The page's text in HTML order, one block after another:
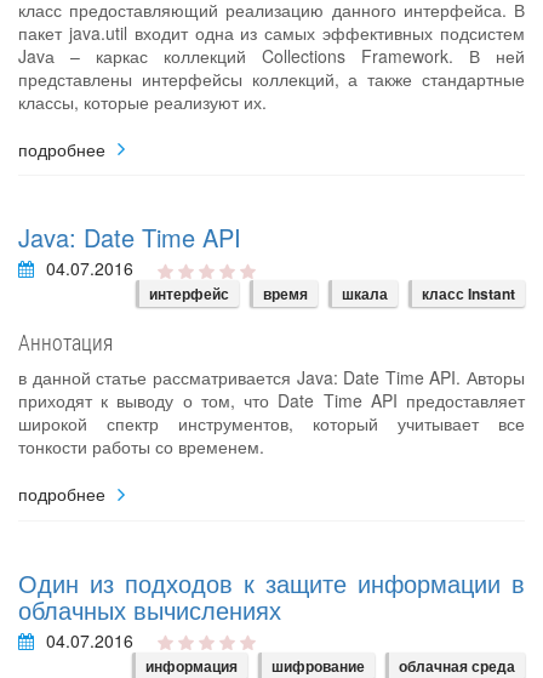
класс предоставляющий реализацию данного интерфейса. В
пакет java.util входит одна из самых эффективных подсистем
Javа – каркас коллекций Collections Framework. В ней
представлены интерфейсы коллекций, а также стандартные
классы, которые реализуют их.
подробнее
Java: Date Time API
04.07.2016
интерфейс время шкала класс Instant
Аннотация
в данной статье рассматривается Java: Date Time API. Авторы
приходят к выводу о том, что Date Time API предоставляет
широкой спектр инструментов, который учитывает все
тонкости работы со временем.
подробнее
Один из подходов к защите информации в
облачных вычислениях
04.07.2016
информация шифрование облачная среда